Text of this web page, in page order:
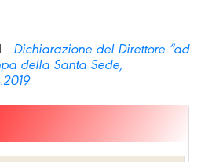
Dichiarazione del Direttore “ad
della Santa Sede,